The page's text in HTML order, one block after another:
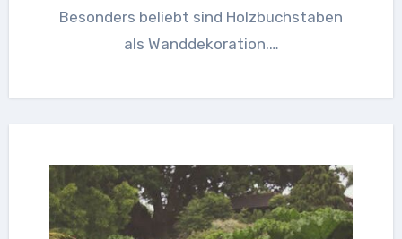
Besonders beliebt sind Holzbuchstaben
als Wanddekoration.…